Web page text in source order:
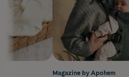
Magazine by Apohem